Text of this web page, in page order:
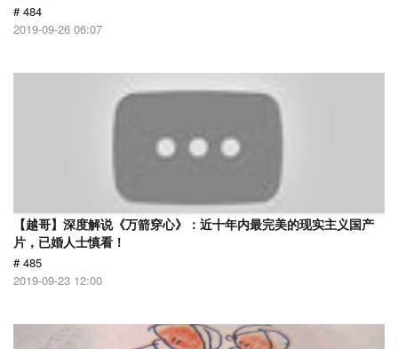
# 484
2019-09-26 06:07
【越哥】深度解说《万箭穿心》：近十年内最完美的现实主义国产
片，已婚人士慎看！
# 485
2019-09-23 12:00